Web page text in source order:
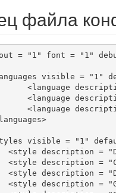
файла
= "1" font = "1"